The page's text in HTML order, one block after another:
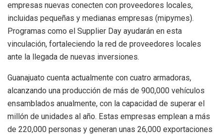
empresas nuevas conecten con proveedores locales,
incluidas pequeñas y medianas empresas (mipymes).
Programas como el Supplier Day ayudarán en esta
vinculación, fortaleciendo la red de proveedores locales
ante la llegada de nuevas inversiones.
Guanajuato cuenta actualmente con cuatro armadoras,
alcanzando una producción de más de 900,000 vehículos
ensamblados anualmente, con la capacidad de superar el
millón de unidades al año. Estas empresas emplean a más
de 220,000 personas y generan unas 26,000 exportaciones